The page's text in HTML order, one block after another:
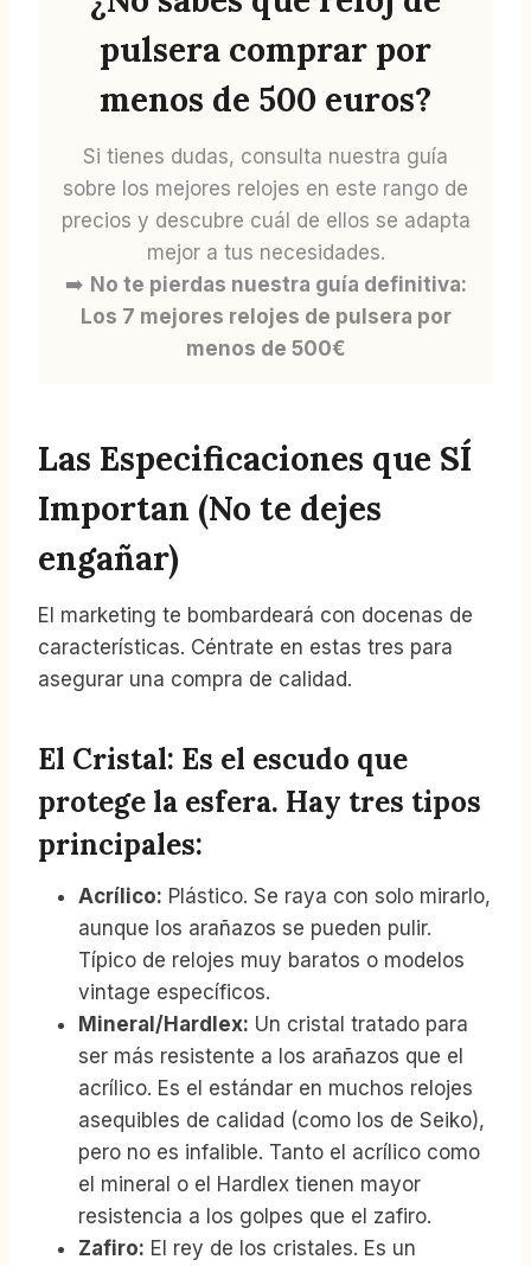
pulsera comprar por
menos de 500 euros?
Si tienes dudas, consulta nuestra guía
sobre los mejores relojes en este rango de
precios y descubre cuál de ellos se adapta
mejor a tus necesidades.
➡️ No te pierdas nuestra guía definitiva:
Los 7 mejores relojes de pulsera por
menos de 500€
Las Especificaciones que SÍ
Importan (No te dejes
engañar)
El marketing te bombardeará con docenas de
características. Céntrate en estas tres para
asegurar una compra de calidad.
El Cristal: Es el escudo que
protege la esfera. Hay tres tipos
principales:
Acrílico: Plástico. Se raya con solo mirarlo,
aunque los arañazos se pueden pulir.
Típico de relojes muy baratos o modelos
vintage específicos.
Mineral/Hardlex: Un cristal tratado para
ser más resistente a los arañazos que el
acrílico. Es el estándar en muchos relojes
asequibles de calidad (como los de Seiko),
pero no es infalible. Tanto el acrílico como
el mineral o el Hardlex tienen mayor
resistencia a los golpes que el zafiro.
Zafiro: El rey de los cristales. Es un